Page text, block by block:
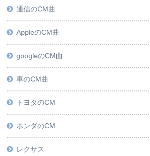
通信のCM曲
AppleのCM曲
googleのCM曲
車のCM曲
トヨタのCM
ホンダのCM
レクサス